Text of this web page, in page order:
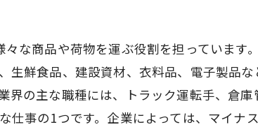
な商品や荷物を運ぶ役割を担っています
生鮮食品、建設資材、衣料品、電子製品
界の主な職種には、トラック運転手、倉
仕事の1つです。企業によっては、マイ